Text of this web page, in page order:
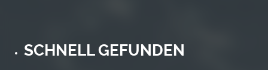
SCHNELL GEFUNDEN